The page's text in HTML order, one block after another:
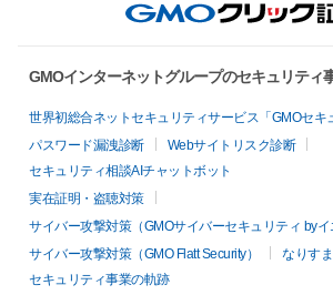
GMOインターネットグループのセキュリティ
世界初総合ネットセキュリティサービス「GMOセキ
パスワード漏洩診断
Webサイトリスク診断
セキュリティ相談AIチャットボット
実在証明・盗聴対策
サイバー攻撃対策（GMOサイバーセキュリティ byイ
サイバー攻撃対策（GMO Flatt Security）
なりす
セキュリティ事業の軌跡